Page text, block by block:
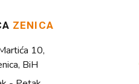
ZENICA
10,
BiH